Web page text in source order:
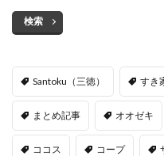
検索
Santoku（三徳） すき
まとめ記事 オオゼキ
ココス コープ